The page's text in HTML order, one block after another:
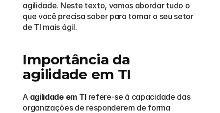
agilidade. Neste texto, vamos abordar tudo o
que você precisa saber para tornar o seu setor
de TI mais ágil.
Importância da
agilidade em TI
A agilidade em TI refere-se à capacidade das
organizações de responderem de forma